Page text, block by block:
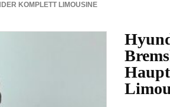
KOMPLETT LIMOUSINE